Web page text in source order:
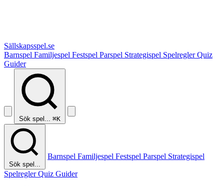
Sällskapsspel.se
Barnspel Familjespel Festspel Parspel Strategispel SpelreglerQuiz
Guider
Sök spel... ⌘K
Sök spel...
Barnspel Familjespel Festspel Parspel Strategispel
SpelreglerQuiz Guider